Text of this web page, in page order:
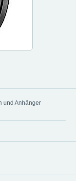
und Anhänger